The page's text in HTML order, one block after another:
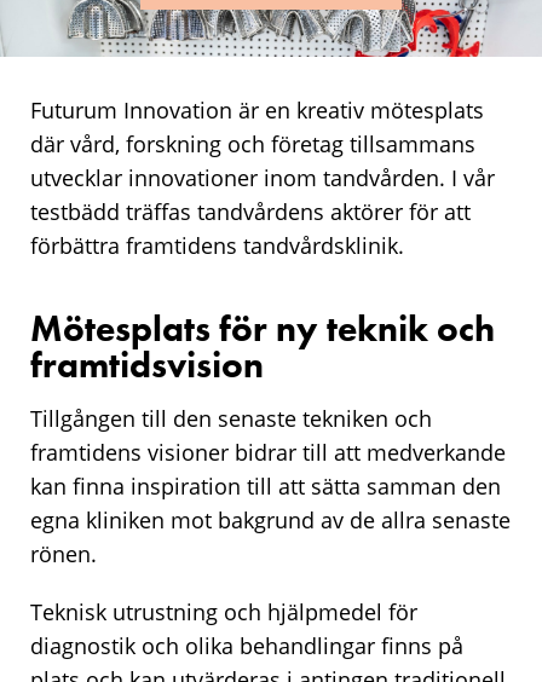
Futurum Innovation är en kreativ mötesplats
där vård, forskning och företag tillsammans
utvecklar innovationer inom tandvården. I vår
testbädd träffas tandvårdens aktörer för att
förbättra framtidens tandvårdsklinik.
Mötesplats för ny teknik och
framtidsvision
Tillgången till den senaste tekniken och
framtidens visioner bidrar till att medverkande
kan finna inspiration till att sätta samman den
egna kliniken mot bakgrund av de allra senaste
rönen.
Teknisk utrustning och hjälpmedel för
diagnostik och olika behandlingar finns på